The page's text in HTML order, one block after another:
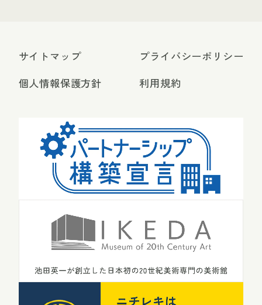
サイトマップ
個人情報保護方針
プライバシーポリシー
利用規約